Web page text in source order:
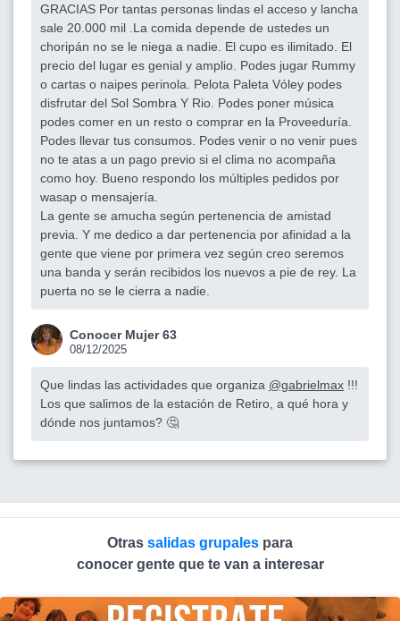
GRACIAS Por tantas personas lindas el acceso y lancha
sale 20.000 mil .La comida depende de ustedes un
choripán no se le niega a nadie. El cupo es ilimitado. El
precio del lugar es genial y amplio. Podes jugar Rummy
o cartas o naipes perinola. Pelota Paleta Vóley podes
disfrutar del Sol Sombra Y Rio. Podes poner música
podes comer en un resto o comprar en la Proveeduría.
Podes llevar tus consumos. Podes venir o no venir pues
no te atas a un pago previo si el clima no acompaña
como hoy. Bueno respondo los múltiples pedidos por
wasap o mensajería.
La gente se amucha según pertenencia de amistad
previa. Y me dedico a dar pertenencia por afinidad a la
gente que viene por primera vez según creo seremos
una banda y serán recibidos los nuevos a pie de rey. La
puerta no se le cierra a nadie.
Conocer Mujer 63
08/12/2025
Que lindas las actividades que organiza @gabrielmax !!!
Los que salimos de la estación de Retiro, a qué hora y
dónde nos juntamos? 🤔
Otras salidas grupales para
conocer gente que te van a interesar